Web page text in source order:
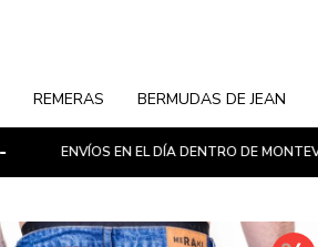
REMERAS BERMUDAS DE JEAN
ENVÍOS EN EL DÍA DENTRO DE MONTEVIDEO